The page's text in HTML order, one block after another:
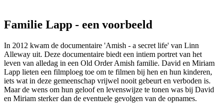
Familie Lapp - een voorbeeld
In 2012 kwam de documentaire 'Amish - a secret life' van Linn
Alleway uit. Deze documentaire biedt een intiem portret van het
leven van alledag in een Old Order Amish familie. David en Miriam
Lapp lieten een filmploeg toe om te filmen bij hen en hun kinderen,
iets wat in deze gemeenschap vrijwel nooit gebeurt en verboden is.
Maar de wens om hun geloof en levenswijze te tonen was bij David
en Miriam sterker dan de eventuele gevolgen van de opnames.